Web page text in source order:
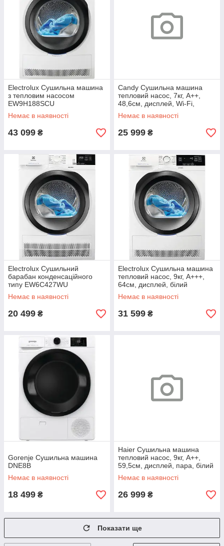
Electrolux Сушильна машина
з тепловим насосом
EW9H188SCU
Немає в наявності
43 099 ₴
Candy Сушильна машина
тепловий насос, 7кг, A++,
48,6см, дисплей, Wi-Fi,
cріблястий
Немає в наявності
25 999 ₴
Electrolux Сушильний
барабан конденсаційного
типу EW6C427WU
Немає в наявності
20 499 ₴
Electrolux Сушильна машина
тепловий насос, 9кг, A+++,
64см, дисплей, білий
Немає в наявності
31 599 ₴
Gorenje Сушильна машина
DNE8B
Немає в наявності
18 499 ₴
Haier Сушильна машина
тепловий насос, 9кг, A++,
59,5см, дисплей, пара, білий
Немає в наявності
26 999 ₴
Показати ще